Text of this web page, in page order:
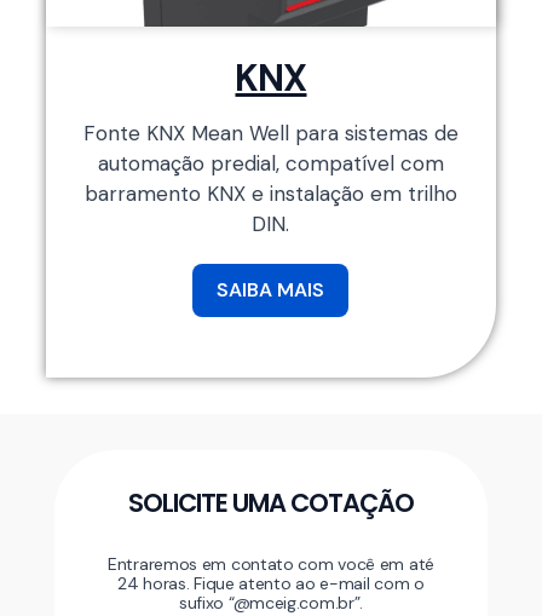
KNX
Fonte KNX Mean Well para sistemas de
automação predial, compatível com
barramento KNX e instalação em trilho
DIN.
SAIBA MAIS
SOLICITE UMA COTAÇÃO
Entraremos em contato com você em até
24 horas. Fique atento ao e-mail com o
sufixo “@mceig.com.br”.